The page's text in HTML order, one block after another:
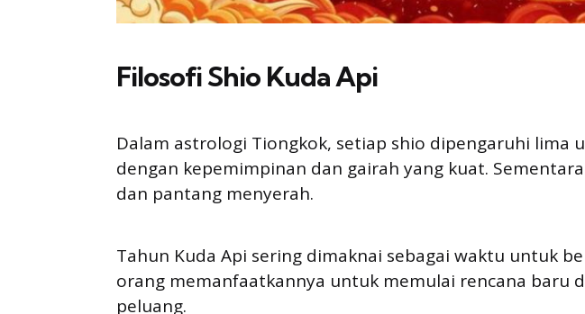
Filosofi Shio Kuda Api
Dalam astrologi Tiongkok, setiap shio dipengaruhi lima
dengan kepemimpinan dan gairah yang kuat.
dan pantang menyerah.
Tahun Kuda Api sering dimaknai sebagai waktu untuk
orang memanfaatkannya untuk memulai rencana baru
peluang.